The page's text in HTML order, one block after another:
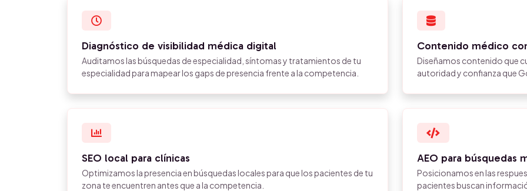
Diagnóstico de visibilidad médica digital
Auditamos las búsquedas de especialidad, síntomas y tratamientos de tu
especialidad para mapear los gaps de presencia frente a la competencia.
Contenido médico
Diseñamos contenido que
autoridad y confianza que
SEO local para clínicas
Optimizamos la presencia en búsquedas locales para que los pacientes de tu
zona te encuentren antes que a la competencia.
AEO para búsquedas
Posicionamos en las
pacientes buscan